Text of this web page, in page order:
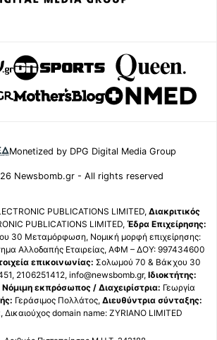
Monetized by DPG Digital Media Group
Newsbomb.gr - All rights reserved
PUBLICATIONS LIMITED, Διακριτικός
PUBLICATIONS LIMITED, Έδρα Επιχείρησης:
30 Μεταμόρφωση, Νομική μορφή επιχείρησης:
Αλλοδαπής Εταιρείας, ΑΦΜ – ΔΟΥ: 997434600
επικοινωνίας: Σολωμού 70 & Βάκχου 30
2106251412, info@newsbomb.gr, Ιδιοκτήτης:
Νόμιμη εκπρόσωπος / Διαχειρίστρια: Γεωργία
Γεράσιμος Πολλάτος, Διευθύντρια σύνταξης:
Δικαιούχος domain name: ZYRIANO LIMITED